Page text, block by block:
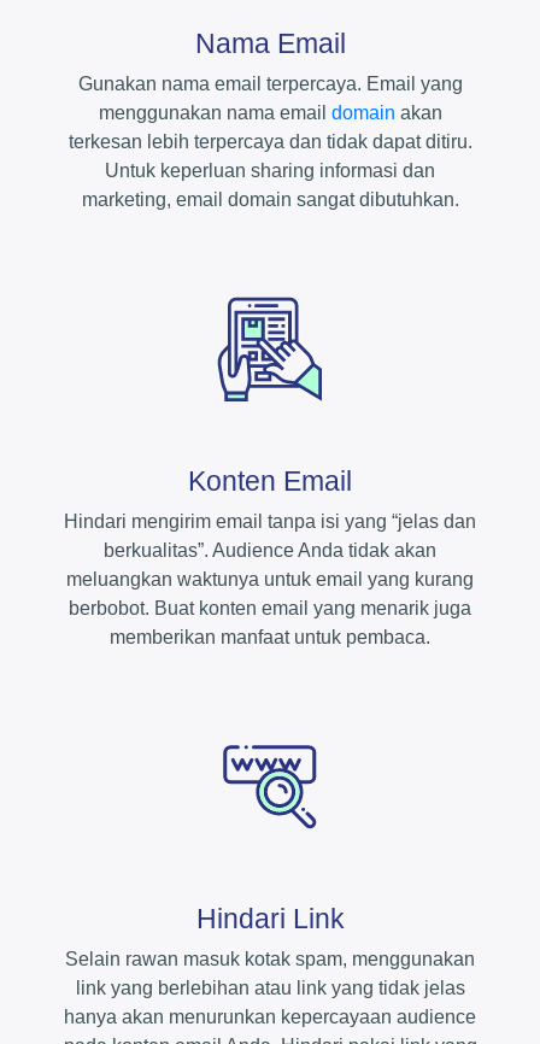
Nama Email
Gunakan nama email terpercaya. Email yang
menggunakan nama email domain akan
terkesan lebih terpercaya dan tidak dapat ditiru.
Untuk keperluan sharing informasi dan
marketing, email domain sangat dibutuhkan.
Konten Email
Hindari mengirim email tanpa isi yang “jelas dan
berkualitas”. Audience Anda tidak akan
meluangkan waktunya untuk email yang kurang
berbobot. Buat konten email yang menarik juga
memberikan manfaat untuk pembaca.
Hindari Link
Selain rawan masuk kotak spam, menggunakan
link yang berlebihan atau link yang tidak jelas
hanya akan menurunkan kepercayaan audience